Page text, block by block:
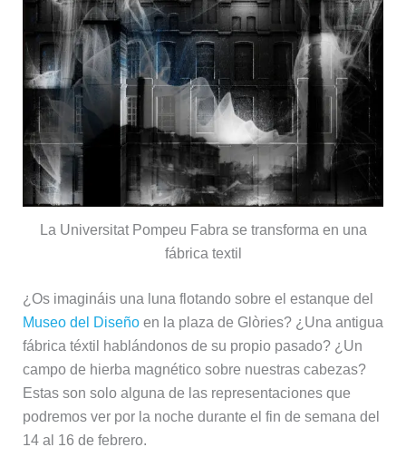
La Universitat Pompeu Fabra se transforma en una
fábrica textil
¿Os imagináis una luna flotando sobre el estanque del
Museo del Diseñoen la plaza de Glòries? ¿Una antigua
fábrica téxtil hablándonos de su propio pasado? ¿Un
campo de hierba magnético sobre nuestras cabezas?
Estas son solo alguna de las representaciones que
podremos ver por la noche durante el fin de semana del
14 al 16 de febrero.